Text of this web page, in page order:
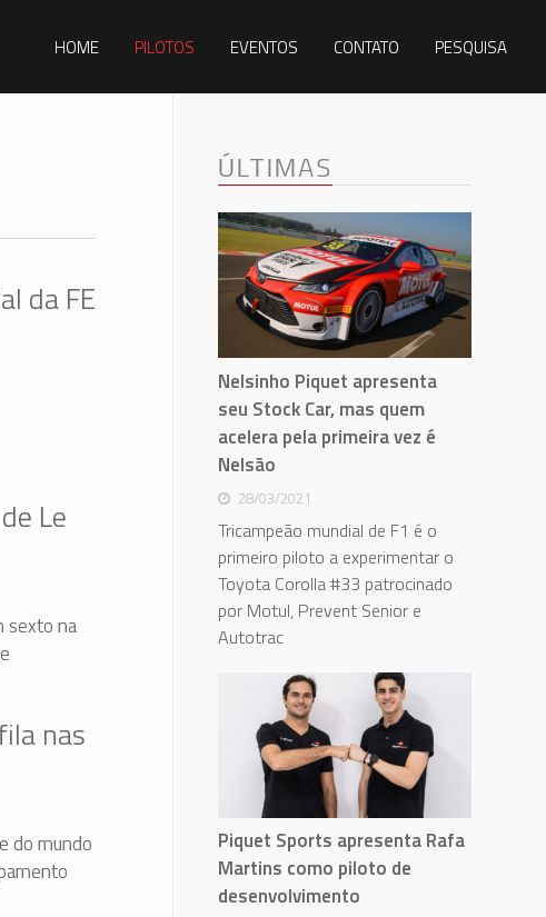
HOME PILOTOS EVENTOS CONTATO PESQUISA
da FE
Le
sexto na
nas
do mundo
ÚLTIMAS
Nelsinho Piquet apresenta
seu Stock Car, mas quem
acelera pela primeira vez é
Nelsão
28/03/2021
Tricampeão mundial de F1 é o
primeiro piloto a experimentar o
Toyota Corolla #33 patrocinado
por Motul, Prevent Senior e
Autotrac
Piquet Sports apresenta Rafa
Martins como piloto de
desenvolvimento